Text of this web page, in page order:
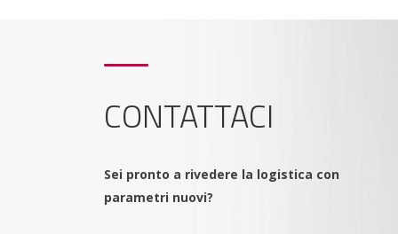
CONTATTACI
Sei pronto a rivedere la logistica con
parametri nuovi?